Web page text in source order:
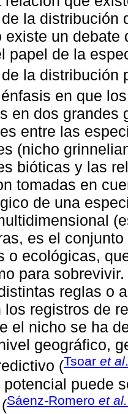
la distribución
existe un
papel de la
la
en que
en dos grandes
entre las
(nicho
bióticas y las
tomadas en
de una
es el
o ecológicas,
para
reglas o
los registros de
el nicho se ha
geográfico,
(Tsoar et al
puede
Sáenz-Romero et al.